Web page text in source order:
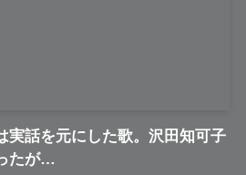
実話を元にした歌。沢田知可子
たが…